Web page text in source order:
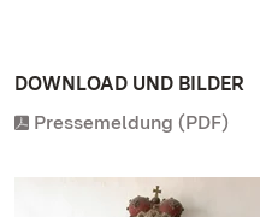
DOWNLOAD UND BILDER
Pressemeldung (PDF)